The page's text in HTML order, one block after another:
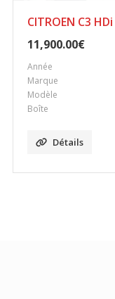
CITROEN C3 HDi
11,900.00€
Année
Marque
Modèle
Boîte
Détails